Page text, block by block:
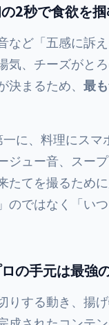
2秒で食欲を
など「五感に訴
気、チーズがと
まるため、 最
に、料理にス
ジュー音、スー
たてを撮るため
のではなく「い
の手元は最強
りする動き、揚